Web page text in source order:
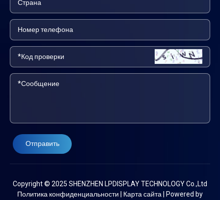
Отправить
Copyright © 2025 SHENZHEN LPDISPLAY TECHNOLOGY Co.,Ltd
Политика конфиденциальности
Карта сайта Powered by